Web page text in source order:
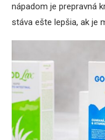
nápadom je prepravná
stáva ešte lepšia, ak je